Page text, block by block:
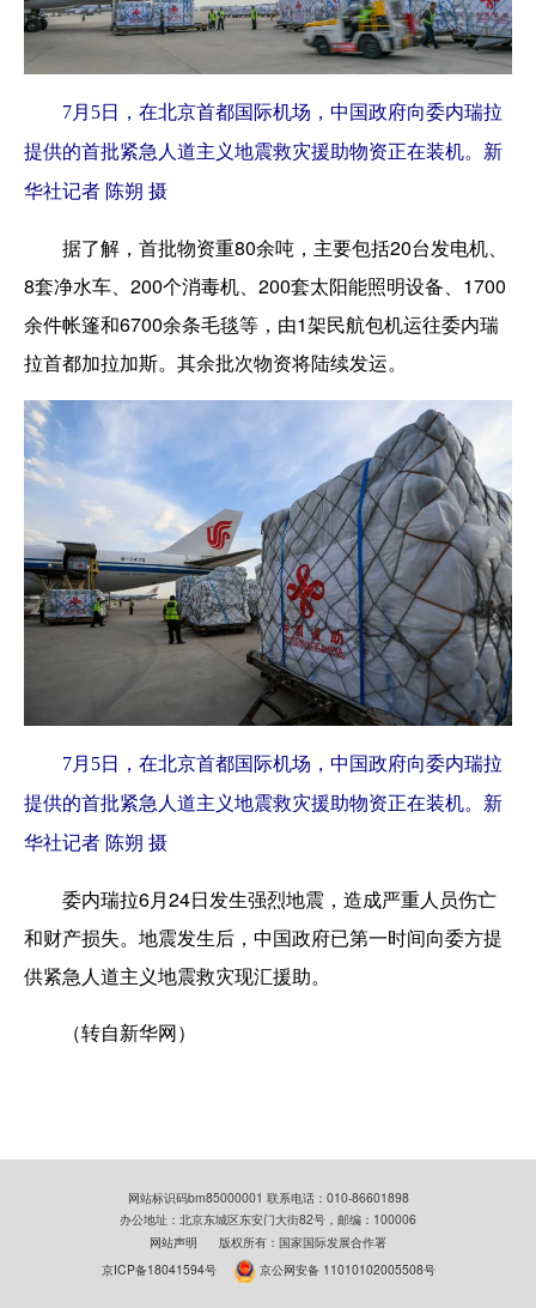
7月5日，在北京首都国际机场，中国政府向委内瑞拉
提供的首批紧急人道主义地震救灾援助物资正在装机。新
华社记者 陈朔 摄
据了解，首批物资重80余吨，主要包括20台发电机、
8套净水车、200个消毒机、200套太阳能照明设备、1700
余件帐篷和6700余条毛毯等，由1架民航包机运往委内瑞
拉首都加拉加斯。其余批次物资将陆续发运。
7月5日，在北京首都国际机场，中国政府向委内瑞拉
提供的首批紧急人道主义地震救灾援助物资正在装机。新
华社记者 陈朔 摄
委内瑞拉6月24日发生强烈地震，造成严重人员伤亡
和财产损失。地震发生后，中国政府已第一时间向委方提
供紧急人道主义地震救灾现汇援助。
（转自新华网）
网站标识码bm85000001 联系电话：010-86601898
办公地址：北京东城区东安门大街82号，邮编：100006
网站声明
版权所有：国家国际发展合作署
京ICP备18041594号
京公网安备 11010102005508号